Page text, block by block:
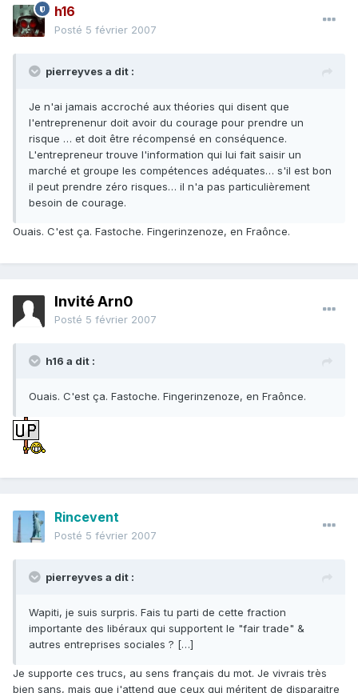
h16
Posté 5 février 2007
pierreyves a dit :
Je n'ai jamais accroché aux théories qui disent que
l'entreprenenur doit avoir du courage pour prendre un
risque … et doit être récompensé en conséquence.
L'entrepreneur trouve l'information qui lui fait saisir un
marché et groupe les compétences adéquates… s'il est bon
il peut prendre zéro risques… il n'a pas particulièrement
besoin de courage.
Ouais. C'est ça. Fastoche. Fingerinzenoze, en Fraônce.
Invité Arn0
Posté 5 février 2007
h16 a dit :
Ouais. C'est ça. Fastoche. Fingerinzenoze, en Fraônce.
Rincevent
Posté 5 février 2007
pierreyves a dit :
Wapiti, je suis surpris. Fais tu parti de cette fraction
importante des libéraux qui supportent le "fair trade" &
autres entreprises sociales ? […]
Je supporte ces trucs, au sens français du mot. Je vivrais très
bien sans, mais que j'attend que ceux qui méritent de disparaitre